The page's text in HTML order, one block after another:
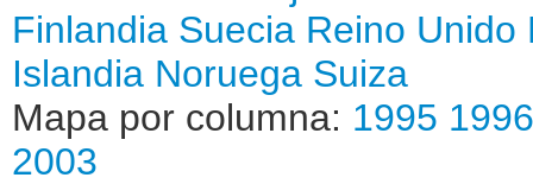
Finlandia Suecia Reino Unido
Islandia Noruega Suiza
Mapa por columna: 1995 1996
2003